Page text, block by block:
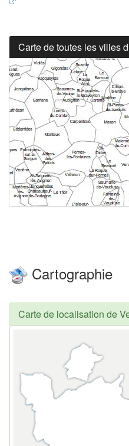
Carte de toutes les villes
Cartographie
Carte de localisation de